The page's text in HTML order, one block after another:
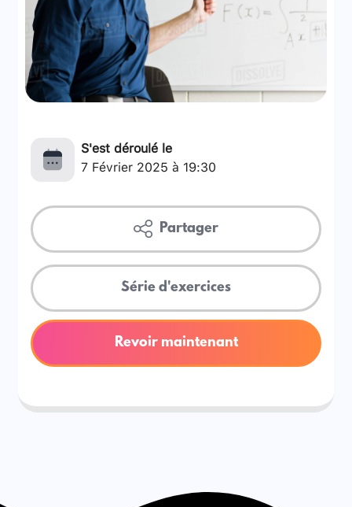
S'est déroulé le
7 Février 2025 à 19:30
Partager
Série d'exercices
Revoir maintenant